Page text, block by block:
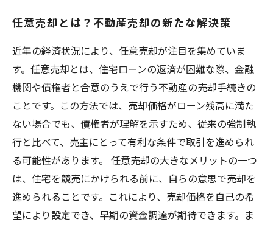
ド感
相談のステップ：専門家と共に進める不動産売
却
未来への一歩：任意売却を活用した新たな生活
への挑戦
任意売却とは？不動産売却の新たな解決策
近年の経済状況により、任意売却が注目を集めていま
す。任意売却とは、住宅ローンの返済が困難な際、金融
機関や債権者と合意のうえで行う不動産の売却手続きの
ことです。この方法では、売却価格がローン残高に満た
ない場合でも、債権者が理解を示すため、従来の強制執
行と比べて、売主にとって有利な条件で取引を進められ
る可能性があります。 任意売却の大きなメリットの一つ
は、住宅を競売にかけられる前に、自らの意思で売却を
進められることです。これにより、売却価格を自己の希
望により設定でき、早期の資金調達が期待できます。ま